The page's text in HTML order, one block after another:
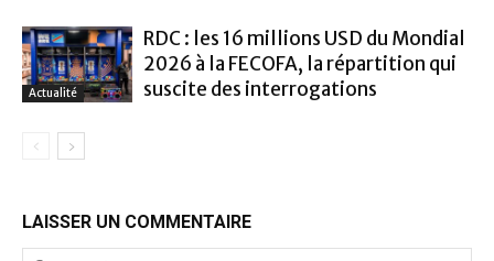
Actualité
RDC : les 16 millions USD du Mondial
2026 à la FECOFA, la répartition qui
suscite des interrogations
LAISSER UN COMMENTAIRE